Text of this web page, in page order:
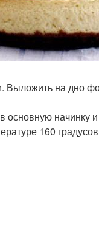
Выложить на дно
основную начинку
160